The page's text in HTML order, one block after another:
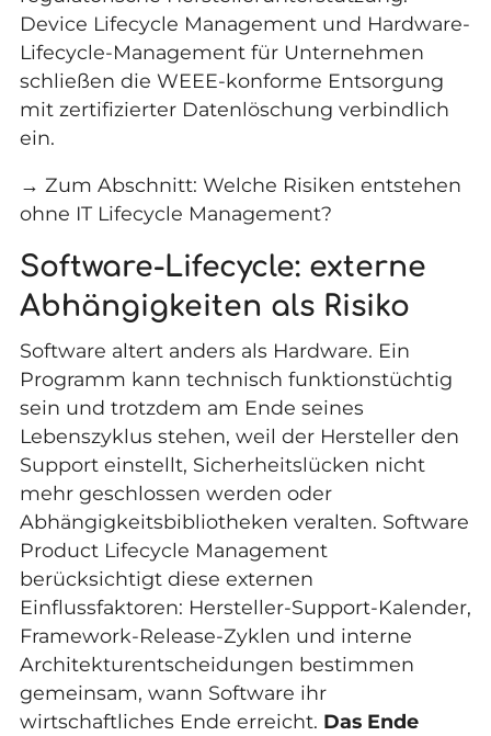
Device Lifecycle Management und Hardware-
Lifecycle-Management für Unternehmen
schließen die WEEE-konforme Entsorgung
mit zertifizierter Datenlöschung verbindlich
ein.
→ Zum Abschnitt: Welche Risiken entstehen
ohne IT Lifecycle Management?
Software-Lifecycle: externe
Abhängigkeiten als Risiko
Software altert anders als Hardware. Ein
Programm kann technisch funktionstüchtig
sein und trotzdem am Ende seines
Lebenszyklus stehen, weil der Hersteller den
Support einstellt, Sicherheitslücken nicht
mehr geschlossen werden oder
Abhängigkeitsbibliotheken veralten. Software
Product Lifecycle Management
berücksichtigt diese externen
Einflussfaktoren: Hersteller-Support-Kalender,
Framework-Release-Zyklen und interne
Architekturentscheidungen bestimmen
gemeinsam, wann Software ihr
wirtschaftliches Ende erreicht. Das Ende